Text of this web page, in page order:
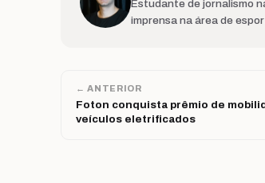
Estudante de jornalismo
imprensa na área de
← ANTERIOR
Foton conquista prêmio de
veículos eletrificados